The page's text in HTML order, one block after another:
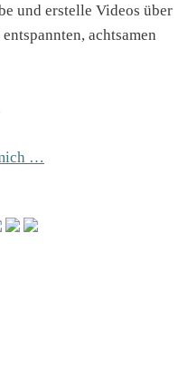
und erstelle Videos über
achtsamen
…